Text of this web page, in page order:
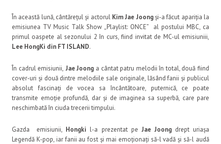
În această lună, cântărețul și actorulKim Jae Joongși-a făcut apariția la
emisiunea TV Music Talk Show „Playlist: ONCE” al postului MBC, ca
primul oaspete al sezonului 2 în curs, fiind invitat de MC-ul emisiuniii,
Lee HongKi din FT ISLAND.
În cadrul emisiunii, Jae Joong a cântat patru melodii în total, două fiind
cover-uri și două dintre melodiile sale originale, lăsând fanii și publicul
absolut fascinați de vocea sa încântătoare, puternică, ce poate
transmite emoție profundă, dar și de imaginea sa superbă, care pare
neschimbată în ciuda trecerii timpului.
Gazda emisiunii, Hongki l-a prezentat pe Jae Joongdrept uriașa
Legendă K-pop, iar fanii au fost și mai emoționați să-l vadă și să-l audă